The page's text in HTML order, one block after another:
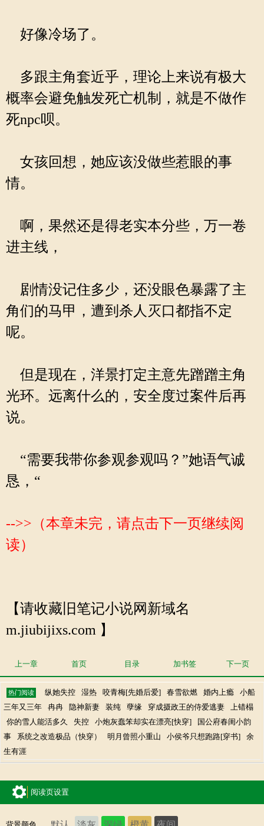
好像冷场了。
多跟主角套近乎，理论上来说有极大
概率会避免触发死亡机制，就是不做作
死npc呗。
女孩回想，她应该没做些惹眼的事
情。
啊，果然还是得老实本分些，万一卷
进主线，
剧情没记住多少，还没眼色暴露了主
角们的马甲，遭到杀人灭口都指不定
呢。
但是现在，洋景打定主意先蹭蹭主角
光环。远离什么的，安全度过案件后再
说。
“需要我带你参观参观吗？”她语气诚
恳，“
-->>（本章未完，请点击下一页继续阅
读）
【请收藏旧笔记小说网新域名
m.jiubijixs.com 】
上一章 首页 目录 加书签 下一页
热门阅读 纵她失控 湿热 咬青梅[先婚后爱] 春雪欲燃 婚内上瘾
小船
三年又三年
冉冉 隐神新妻 装纯 孽缘 穿成摄政王的侍爱逃妻
上错榻
你的雪人能活多久
失控 小炮灰蠢笨却实在漂亮[快穿]
国公府春闺小韵
事
系统之改造极品（快穿） 明月曾照小重山 小侯爷只想跑路[穿书]
余
生有涯
阅读页设置